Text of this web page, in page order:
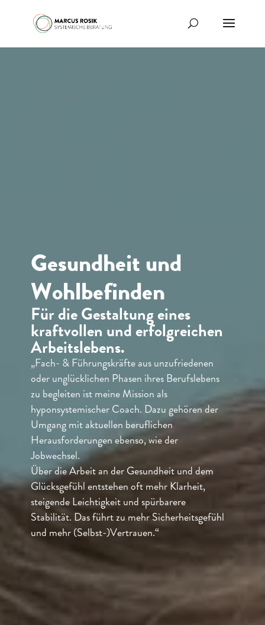
Gesundheit und
Wohlbefinden
Für die Gestaltung eines
kraftvollen und erfolgreichen
Arbeitslebens.
„Fach- & Führungskräfte aus unzufriedenen
oder unglücklichen Phasen ihres Berufslebens
zu begleiten ist meine Mission als
hyponsystemischer Coach. Dazu gehören der
Umgang mit aktuellen beruflichen
Herausforderungen ebenso, wie der
Jobwechsel.
Über die Arbeit an der Gesundheit und dem
Glücksgefühl entstehen oft mehr Klarheit,
steigende Leichtigkeit und spürbarere
Stabilität. Das führt zu mehr Sicherheitsgefühl
und mehr (Selbst-)Vertrauen.“